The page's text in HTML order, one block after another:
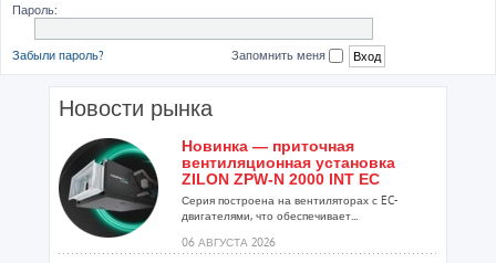
Пароль:
Забыли пароль? Запомнить меня
Новости рынка
Новинка — приточная
вентиляционная установка
ZILON ZPW-N 2000 INT EC
Серия построена на вентиляторах с EC-
двигателями, что обеспечивает...
06 АВГУСТА 2026